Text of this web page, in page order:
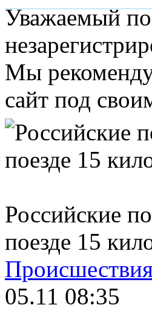
Уважаемый
Мы
сайт под
Российские
поезде 15
05.11 08:35